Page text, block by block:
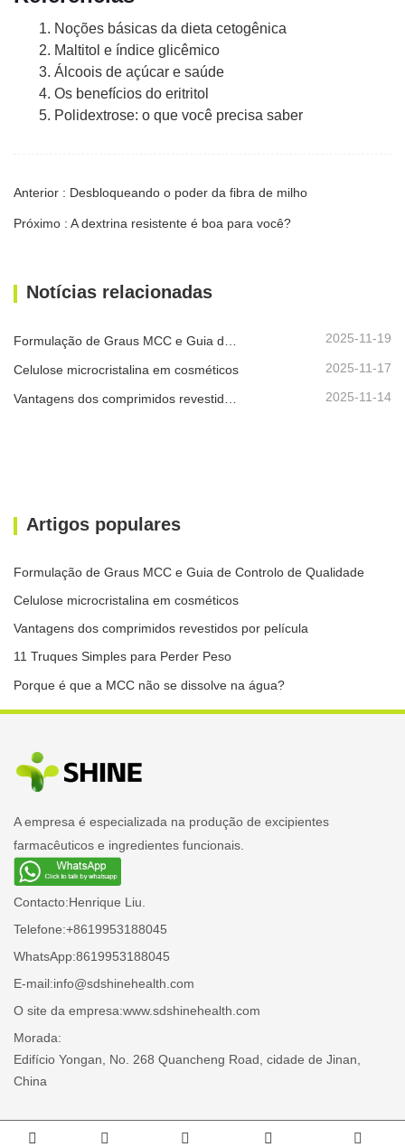
1. Noções básicas da dieta cetogênica
2. Maltitol e índice glicêmico
3. Álcoois de açúcar e saúde
4. Os benefícios do eritritol
5. Polidextrose: o que você precisa saber
Anterior : Desbloqueando o poder da fibra de milho
Próximo : A dextrina resistente é boa para você?
Notícias relacionadas
2025-11-19
Celulose microcristalina em cosméticos 2025-11-17
Vantagens dos comprimidos revestidos por película 2025-11-14
Artigos populares
Formulação de Graus MCC e Guia de Controlo de Qualidade
Celulose microcristalina em cosméticos
Vantagens dos comprimidos revestidos por película
11 Truques Simples para Perder Peso
Porque é que a MCC não se dissolve na água?
A empresa é especializada na produção de excipientes
farmacêuticos e ingredientes funcionais.
Contacto:Henrique Liu.
Telefone:+8619953188045
WhatsApp:8619953188045
E-mail:info@sdshinehealth.com
O site da empresa:www.sdshinehealth.com
Morada:
Edifício Yongan, No. 268 Quancheng Road, cidade de Jinan,
China